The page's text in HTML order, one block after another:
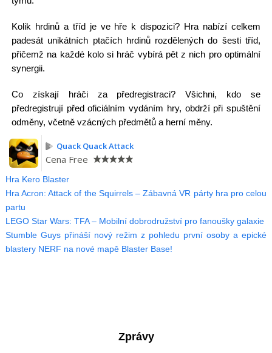
Kolik hrdinů a tříd je ve hře k dispozici? Hra nabízí celkem
padesát unikátních ptačích hrdinů rozdělených do šesti tříd,
přičemž na každé kolo si hráč vybírá pět z nich pro optimální
synergii.
Co získají hráči za předregistraci? Všichni, kdo se
předregistrují před oficiálním vydáním hry, obdrží při spuštění
odměny, včetně vzácných předmětů a herní měny.
Quack Quack Attack
Cena Free
Hra Kero Blaster
Hra Acron: Attack of the Squirrels – Zábavná VR párty hra pro celou
partu
LEGO Star Wars: TFA – Mobilní dobrodružství pro fanoušky galaxie
Stumble Guys přináší nový režim z pohledu první osoby a epické
blastery NERF na nové mapě Blaster Base!
Zprávy